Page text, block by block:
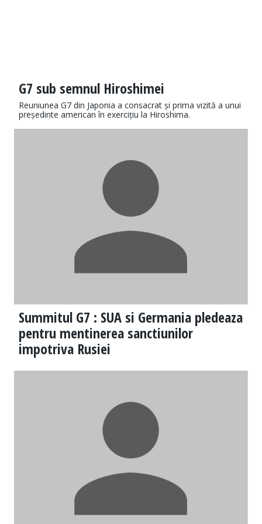
G7 sub semnul Hiroshimei
Reuniunea G7 din Japonia a consacrat și prima vizită a unui
președinte american în exercițiu la Hiroshima.
Summitul G7 : SUA si Germania pledeaza
pentru mentinerea sanctiunilor
impotriva Rusiei